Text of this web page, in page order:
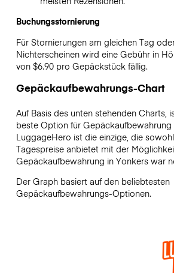
Buchungsstornierung
Für Stornierungen am gleichen Tag
Nichterscheinen wird eine Gebühr in
von $6.90 pro Gepäckstück fällig.
Gepäckaufbewahrungs-Chart
Auf Basis des unten stehenden Charts,
beste Option für Gepäckaufbewahrung
LuggageHero ist die einzige, die
Tagespreise anbietet mit der
Gepäckaufbewahrung in Yonkerswar
Der Graph basiert auf den beliebtesten
Gepäckaufbewahrungs-Optionen.